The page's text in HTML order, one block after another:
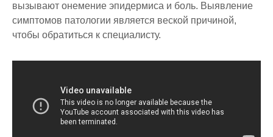
вызывают онемение эпидермиса и боль. Выявление
симптомов патологии является веской причиной,
чтобы обратиться к специалисту.